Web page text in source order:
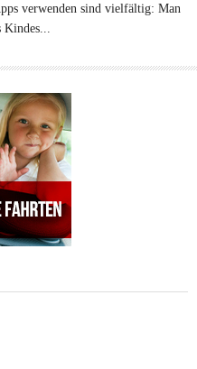
verwenden sind vielfältig: Man